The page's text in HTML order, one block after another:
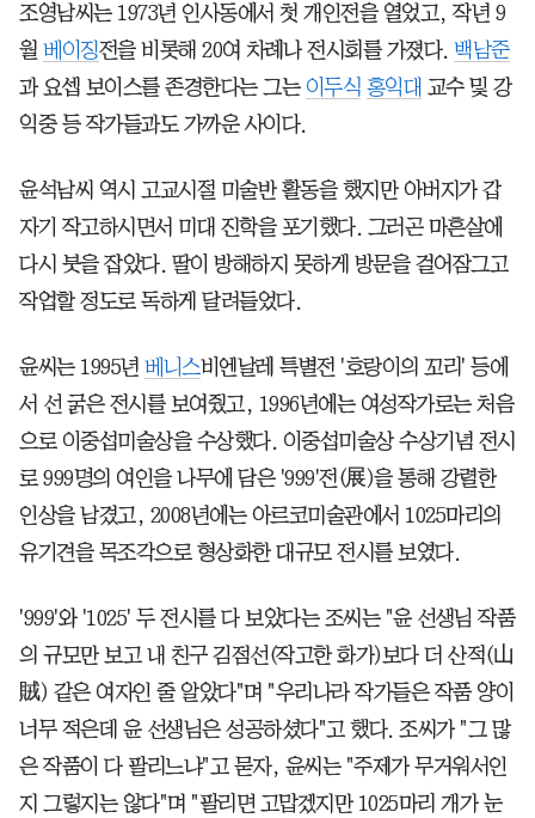
조영남씨는 1973년 인사동에서 첫 개인전을 열었고, 작년 9
월 베이징전을 비롯해 20여 차례나 전시회를 가졌다. 백남준
과 요셉 보이스를 존경한다는 그는 이두식 홍익대 교수 및 강
익중 등 작가들과도 가까운 사이다.
윤석남씨 역시 고교시절 미술반 활동을 했지만 아버지가 갑
자기 작고하시면서 미대 진학을 포기했다. 그러곤 마흔살에
다시 붓을 잡았다. 딸이 방해하지 못하게 방문을 걸어잠그고
작업할 정도로 독하게 달려들었다.
윤씨는 1995년 베니스비엔날레 특별전 '호랑이의 꼬리' 등에
서 선 굵은 전시를 보여줬고, 1996년에는 여성작가로는 처음
으로 이중섭미술상을 수상했다. 이중섭미술상 수상기념 전시
로 999명의 여인을 나무에 담은 '999'전(展)을 통해 강렬한
인상을 남겼고, 2008년에는 아르코미술관에서 1025마리의
유기견을 목조각으로 형상화한 대규모 전시를 보였다.
'999'와 '1025' 두 전시를 다 보았다는 조씨는 "윤 선생님 작품
의 규모만 보고 내 친구 김점선(작고한 화가)보다 더 산적(山
賊) 같은 여자인 줄 알았다"며 "우리나라 작가들은 작품 양이
너무 적은데 윤 선생님은 성공하셨다"고 했다. 조씨가 "그 많
은 작품이 다 팔리느냐"고 묻자, 윤씨는 "주제가 무거워서인
지 그렇지는 않다"며 "팔리면 고맙겠지만 1025마리 개가 눈